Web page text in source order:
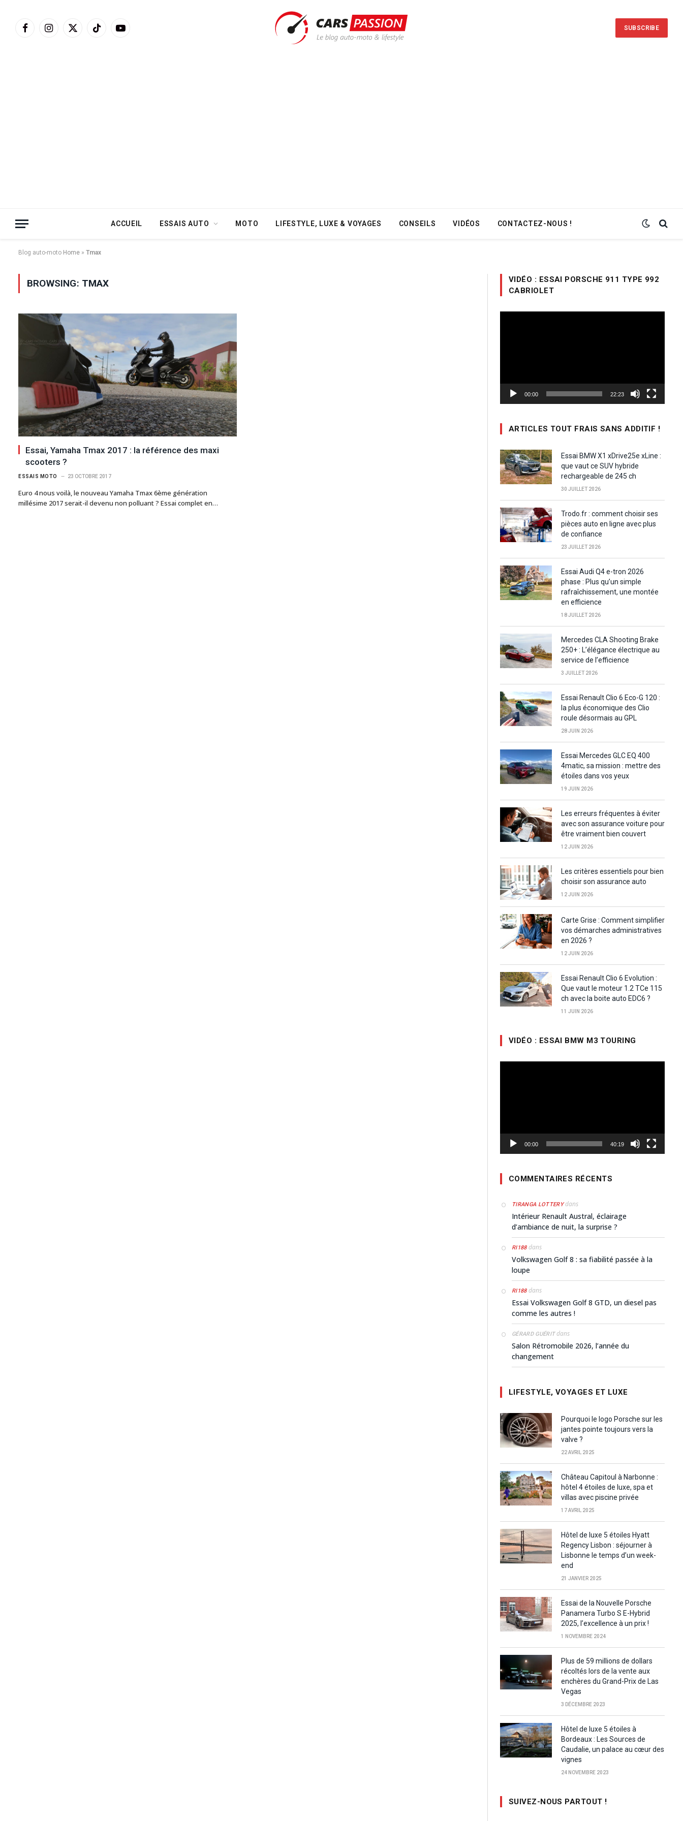
FacebookInstagram
X
TikTokYouTube SUBSCRIBE
ACCUEIL ESSAIS AUTO MOTO LIFESTYLE, LUXE & VOYAGES CONSEILS VIDÉOS CONTACTEZ-NOUS !
Blog auto-moto Home » Tmax
BROWSING: TMAX
Essai, Yamaha Tmax 2017 : la référence des maxi
scooters ?
ESSAIS MOTO 23 OCTOBRE 2017
Euro 4 nous voilà, le nouveau Yamaha Tmax 6ème génération
millésime 2017 serait-il devenu non polluant ? Essai complet en…
VIDÉO : ESSAI PORSCHE 911 TYPE 992
CABRIOLET
00:00 22:23
ARTICLES TOUT FRAIS SANS ADDITIF !
Essai BMW X1 xDrive25e xLine :
que vaut ce SUV hybride
rechargeable de 245 ch
30 JUILLET 2026
Trodo.fr : comment choisir ses
pièces auto en ligne avec plus
de confiance
23 JUILLET 2026
Essai Audi Q4 e-tron 2026
phase : Plus qu’un simple
rafraîchissement, une montée
en efficience
18 JUILLET 2026
Mercedes CLA Shooting Brake
250+ : L’élégance électrique au
service de l’efficience
3 JUILLET 2026
Essai Renault Clio 6 Eco-G 120 :
la plus économique des Clio
roule désormais au GPL
28 JUIN 2026
Essai Mercedes GLC EQ 400
4matic, sa mission : mettre des
étoiles dans vos yeux
19 JUIN 2026
Les erreurs fréquentes à éviter
avec son assurance voiture pour
être vraiment bien couvert
12 JUIN 2026
Les critères essentiels pour bien
choisir son assurance auto
12 JUIN 2026
Carte Grise : Comment simplifier
vos démarches administratives
en 2026 ?
12 JUIN 2026
Essai Renault Clio 6 Evolution :
Que vaut le moteur 1.2 TCe 115
ch avec la boite auto EDC6 ?
11 JUIN 2026
VIDÉO : ESSAI BMW M3 TOURING
00:00 40:19
COMMENTAIRES RÉCENTS
TIRANGA LOTTERYdans
Intérieur Renault Austral, éclairage
d’ambiance de nuit, la surprise ?
RI188dans
Volkswagen Golf 8 : sa fiabilité passée à la
loupe
RI188dans
Essai Volkswagen Golf 8 GTD, un diesel pas
comme les autres !
GÉRARD GUÉRITdans
Salon Rétromobile 2026, l’année du
changement
LIFESTYLE, VOYAGES ET LUXE
Pourquoi le logo Porsche sur les
jantes pointe toujours vers la
valve ?
22 AVRIL 2025
Château Capitoul à Narbonne :
hôtel 4 étoiles de luxe, spa et
villas avec piscine privée
17 AVRIL 2025
Hôtel de luxe 5 étoiles Hyatt
Regency Lisbon : séjourner à
Lisbonne le temps d’un week-
end
21 JANVIER 2025
Essai de la Nouvelle Porsche
Panamera Turbo S E-Hybrid
2025, l’excellence à un prix !
1 NOVEMBRE 2024
Plus de 59 millions de dollars
récoltés lors de la vente aux
enchères du Grand-Prix de Las
Vegas
3 DÉCEMBRE 2023
Hôtel de luxe 5 étoiles à
Bordeaux : Les Sources de
Caudalie, un palace au cœur des
vignes
24 NOVEMBRE 2023
SUIVEZ-NOUS PARTOUT !